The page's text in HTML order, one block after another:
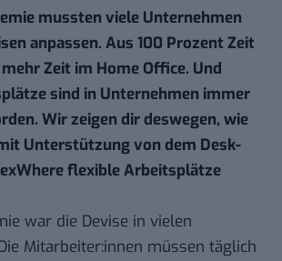
mussten viele Unternehmen
anpassen. Aus 100 Prozent Zeit
Zeit im Home Office. Und
sind in Unternehmen immer
Wir zeigen dir deswegen, wie
Unterstützung von dem Desk-
flexible Arbeitsplätze
war die Devise in vielen
Mitarbeiter:innen müssen täglich